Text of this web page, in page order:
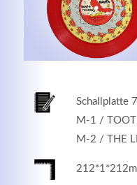
Schallplatte
M-1 /
M-2 / THE